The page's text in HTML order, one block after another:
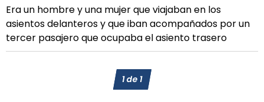
Era un hombre y una mujer que viajaban en los
asientos delanteros y que iban acompañados por un
tercer pasajero que ocupaba el asiento trasero
1de1